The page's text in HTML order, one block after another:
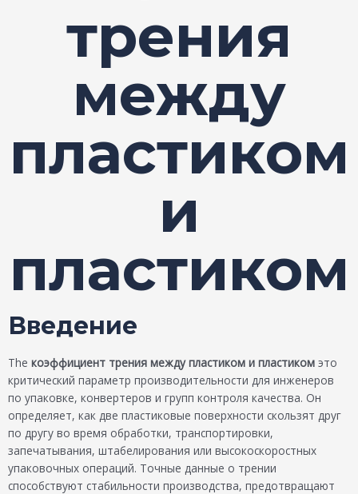
трения
между
пластиком
и
пластиком
Введение
The коэффициент трения между пластиком и пластиком это
критический параметр производительности для инженеров
по упаковке, конвертеров и групп контроля качества. Он
определяет, как две пластиковые поверхности скользят друг
по другу во время обработки, транспортировки,
запечатывания, штабелирования или высокоскоростных
упаковочных операций. Точные данные о трении
способствуют стабильности производства, предотвращают